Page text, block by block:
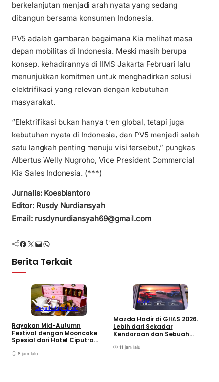
berkelanjutan menjadi arah nyata yang sedang
dibangun bersama konsumen Indonesia.
PV5 adalah gambaran bagaimana Kia melihat masa
depan mobilitas di Indonesia. Meski masih berupa
konsep, kehadirannya di IIMS Jakarta Februari lalu
menunjukkan komitmen untuk menghadirkan solusi
elektrifikasi yang relevan dengan kebutuhan
masyarakat.
“Elektrifikasi bukan hanya tren global, tetapi juga
kebutuhan nyata di Indonesia, dan PV5 menjadi salah
satu langkah penting menuju visi tersebut,” pungkas
Albertus Welly Nugroho, Vice President Commercial
Kia Sales Indonesia. (***)
Jurnalis: Koesbiantoro
Editor: Rusdy Nurdiansyah
Email: rusdynurdiansyah69@gmail.com
Facebook Twitter Mail WhatsApp
Berita Terkait
Gaya HidupKuliner
Rayakan Mid-Autumn
Festival dengan Mooncake
Spesial dari Hotel Ciputra
8 jam lalu
Bisnis
Mazda Hadir di GIIAS 2026,
Lebih dari Sekadar
Kendaraan dan Sebuah
11 jam lalu